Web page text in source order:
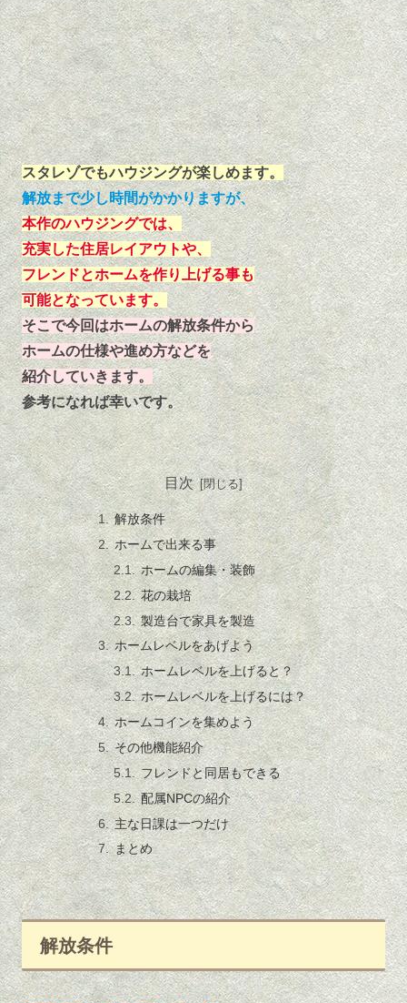
スタレゾでもハウジングが楽しめます。
解放まで少し時間がかかりますが、
本作のハウジングでは、
充実した住居レイアウトや、
フレンドとホームを作り上げる事も
可能となっています。
そこで今回はホームの解放条件から
ホームの仕様や進め方などを
紹介していきます。
参考になれば幸いです。
目次
解放条件
ホームで出来る事
ホームの編集・装飾
花の栽培
製造台で家具を製造
ホームレベルをあげよう
ホームレベルを上げると？
ホームレベルを上げるには？
ホームコインを集めよう
その他機能紹介
フレンドと同居もできる
配属NPCの紹介
主な日課は一つだけ
まとめ
解放条件